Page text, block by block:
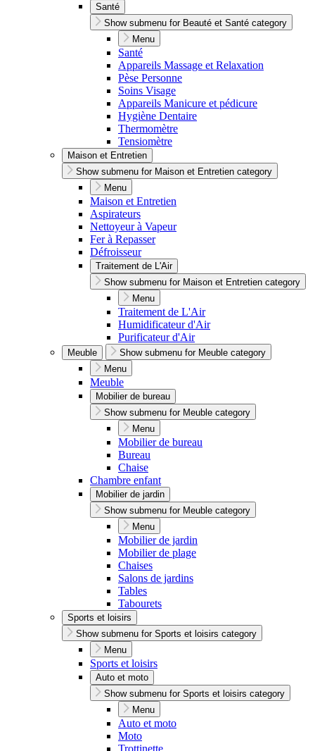
Santé
Show submenu for Beauté et Santé category
Menu
Santé
Appareils Massage et Relaxation
Pèse Personne
Soins Visage
Appareils Manicure et pédicure
Hygiène Dentaire
Thermomètre
Tensiomètre
Maison et Entretien
Show submenu for Maison et Entretien category
Menu
Maison et Entretien
Aspirateurs
Nettoyeur à Vapeur
Fer à Repasser
Défroisseur
Traitement de L'Air
Show submenu for Maison et Entretien category
Menu
Traitement de L'Air
Humidificateur d'Air
Purificateur d'Air
Meuble
Show submenu for Meuble category
Menu
Meuble
Mobilier de bureau
Show submenu for Meuble category
Menu
Mobilier de bureau
Bureau
Chaise
Chambre enfant
Mobilier de jardin
Show submenu for Meuble category
Menu
Mobilier de jardin
Mobilier de plage
Chaises
Salons de jardins
Tables
Tabourets
Sports et loisirs
Show submenu for Sports et loisirs category
Menu
Sports et loisirs
Auto et moto
Show submenu for Sports et loisirs category
Menu
Auto et moto
Moto